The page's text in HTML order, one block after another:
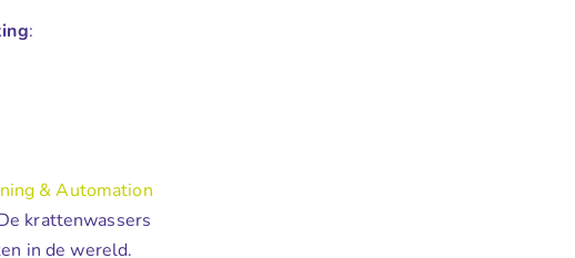
:
& Automation
krattenwassers
in de wereld.